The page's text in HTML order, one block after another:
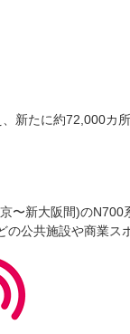
新たに約72,000カ
〜新大阪間)の
公共施設や商業ス